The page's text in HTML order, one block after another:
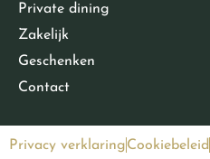
Private dining
Zakelijk
Geschenken
Contact
Privacy verklaringCookiebeleid